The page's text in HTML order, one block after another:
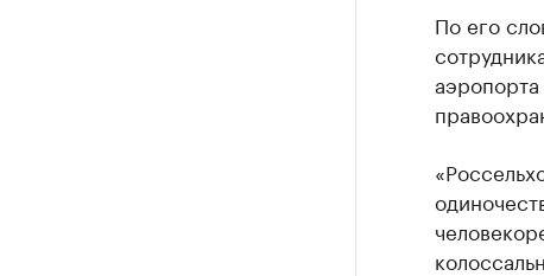
По его